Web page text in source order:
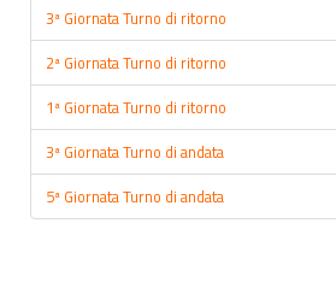
3ª Giornata Turno di ritorno
2ª Giornata Turno di ritorno
1ª Giornata Turno di ritorno
3ª Giornata Turno di andata
5ª Giornata Turno di andata